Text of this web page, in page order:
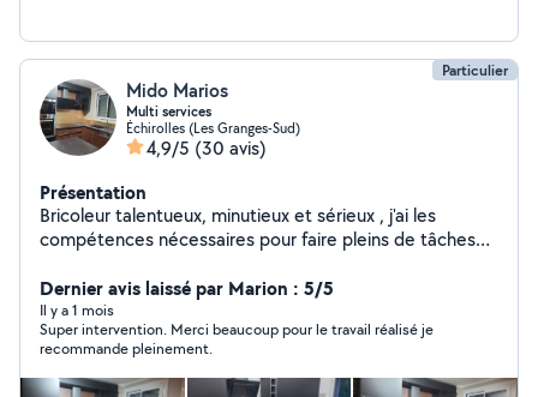
Particulier
Mido Marios
Multi services
Échirolles (Les Granges-Sud)
4,9/5 (30 avis)
Présentation
Bricoleur talentueux, minutieux et sérieux , j'ai les
compétences nécessaires pour faire pleins de tâches
plomberie, électricité ,montage/démontage des
meubles,pose de tringles ...je suis équipé de matériels
professionnels. Je serai prêt à vous fournir un service de
qualité avec des tarifs raisonnables et j'essayerai de
vous dépanner en cas d'urgence
Dernier avis laissé par Marion : 5/5
Il y a 1 mois
Super intervention. Merci beaucoup pour le travail réalisé je
recommande pleinement.